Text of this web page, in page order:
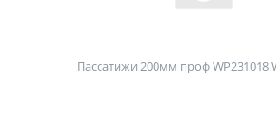
Пассатижи 200мм проф WP231018